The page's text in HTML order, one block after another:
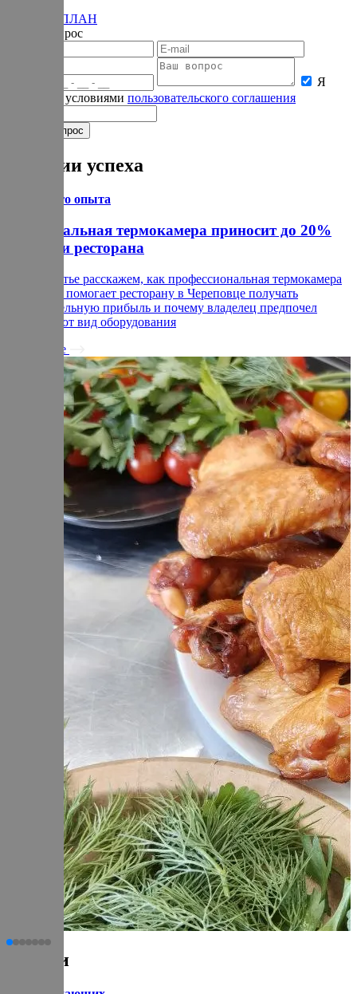
БИЗНЕС-ПЛАН
Задать вопрос
Я
согласен с условиями пользовательского соглашения
Истории успеха
Из личного опыта
Универсальная термокамера приносит до 20%
прибыли ресторана
В этой статье расскажем, как профессиональная термокамера
от Ижицы помогает ресторану в Череповце получать
дополнительную прибыль и почему владелец предпочел
именно этот вид оборудования
Подробнее
Статьи